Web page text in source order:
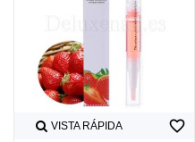
VISTA RÁPIDA favorite_border